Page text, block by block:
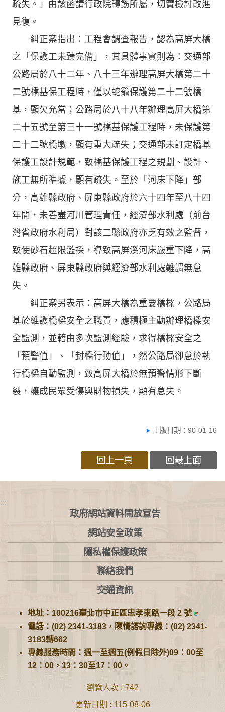
疏失。」由該函請行政院轉飭所屬，切實檢討改進
見復。
糾正案指出：工程會調查報告，認為高屏大橋
之「保護工未臻完備」，其具體事實則為：交通部
公路局於八十二年、八十三年辦理高屏大橋第二十
二號橋基保工程時，僅以蛇籠保護第二十二號橋
基，顯欠允當；公路局於八十八年辦理高屏大橋第
二十五號至第三十一號橋基保護工程時，未保護第
二十二號橋墩，顯有重大疏失；交通部未訂定橋基
保護工設計規範，致橋基保護工程之規劃、設計、
施工無所準據，顯有疏失。至於「河床下降」部
分，高雄縣政府、屏東縣政府於六十四年至八十四
年間，未善盡河川管理責任，經濟部水利處（前台
灣省政府水利局）對該二縣政府亦乏有效之監督，
致使砂石超限濫採，導致高屏溪河床嚴重下降，高
雄縣政府、屏東縣政府與經濟部水利處難謂無怠
失。
糾正案另表示：高屏大橋為重要橋樑，公路局
基於維護橋樑安全之職責，應積極主動辦理橋樑安
全監測，並藉由多次監測經驗，求得橋樑安全之
「預警值」、「封橋行動值」，然公路局卻怠於執
行橋樑自動監測，致高屏大橋於無預警情形下斷
裂，釀成民眾受傷與財物損失，顯有怠失。
上版日期：90-01-16
回上一頁 回最上面
:::
政府網站資料開放宣告
網站安全政策
隱私權保護政策
聯絡我們
交通資訊
地址：100216臺北市中正區忠孝東路一段 2 號
電話：(02) 2341-3183，陳情諮詢專線：(02) 2341-
3183轉662
專線服務時間：週一至週五(例假日除外)09：00至
12：00，13：30至17：00。
瀏覽人次
742
更新日期
115-08-06